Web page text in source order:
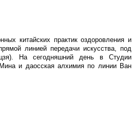
китайских практик оздоровления и
линией передачи искусства, под
На сегодняшний день в Студии
и даосская алхимия по линии Ван